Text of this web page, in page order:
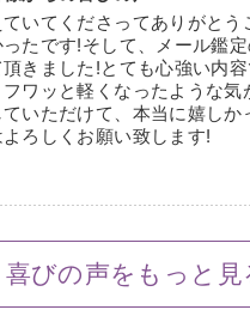
いてくださってありがとう
たです!そして、メール鑑定
頂きました!とても心強い内
ワッと軽くなったような気
いただけて、本当に嬉しか
ろしくお願い致します!
喜びの声をもっと見